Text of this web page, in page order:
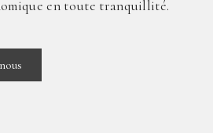
en toute tranquillité.